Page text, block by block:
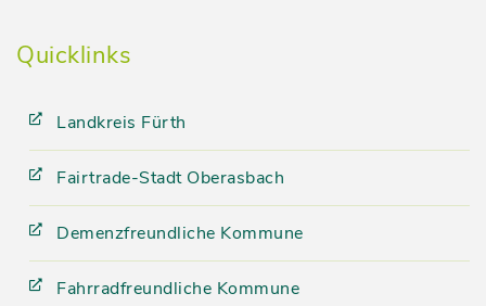
Quicklinks
Landkreis Fürth
Fairtrade-Stadt Oberasbach
Demenzfreundliche Kommune
Fahrradfreundliche Kommune